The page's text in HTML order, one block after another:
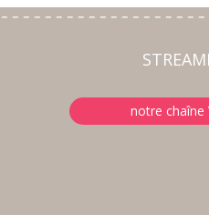
notre chaîne